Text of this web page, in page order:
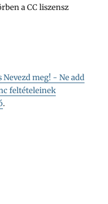
a CC liszensz
meg! - Ne add
feltételeinek
.